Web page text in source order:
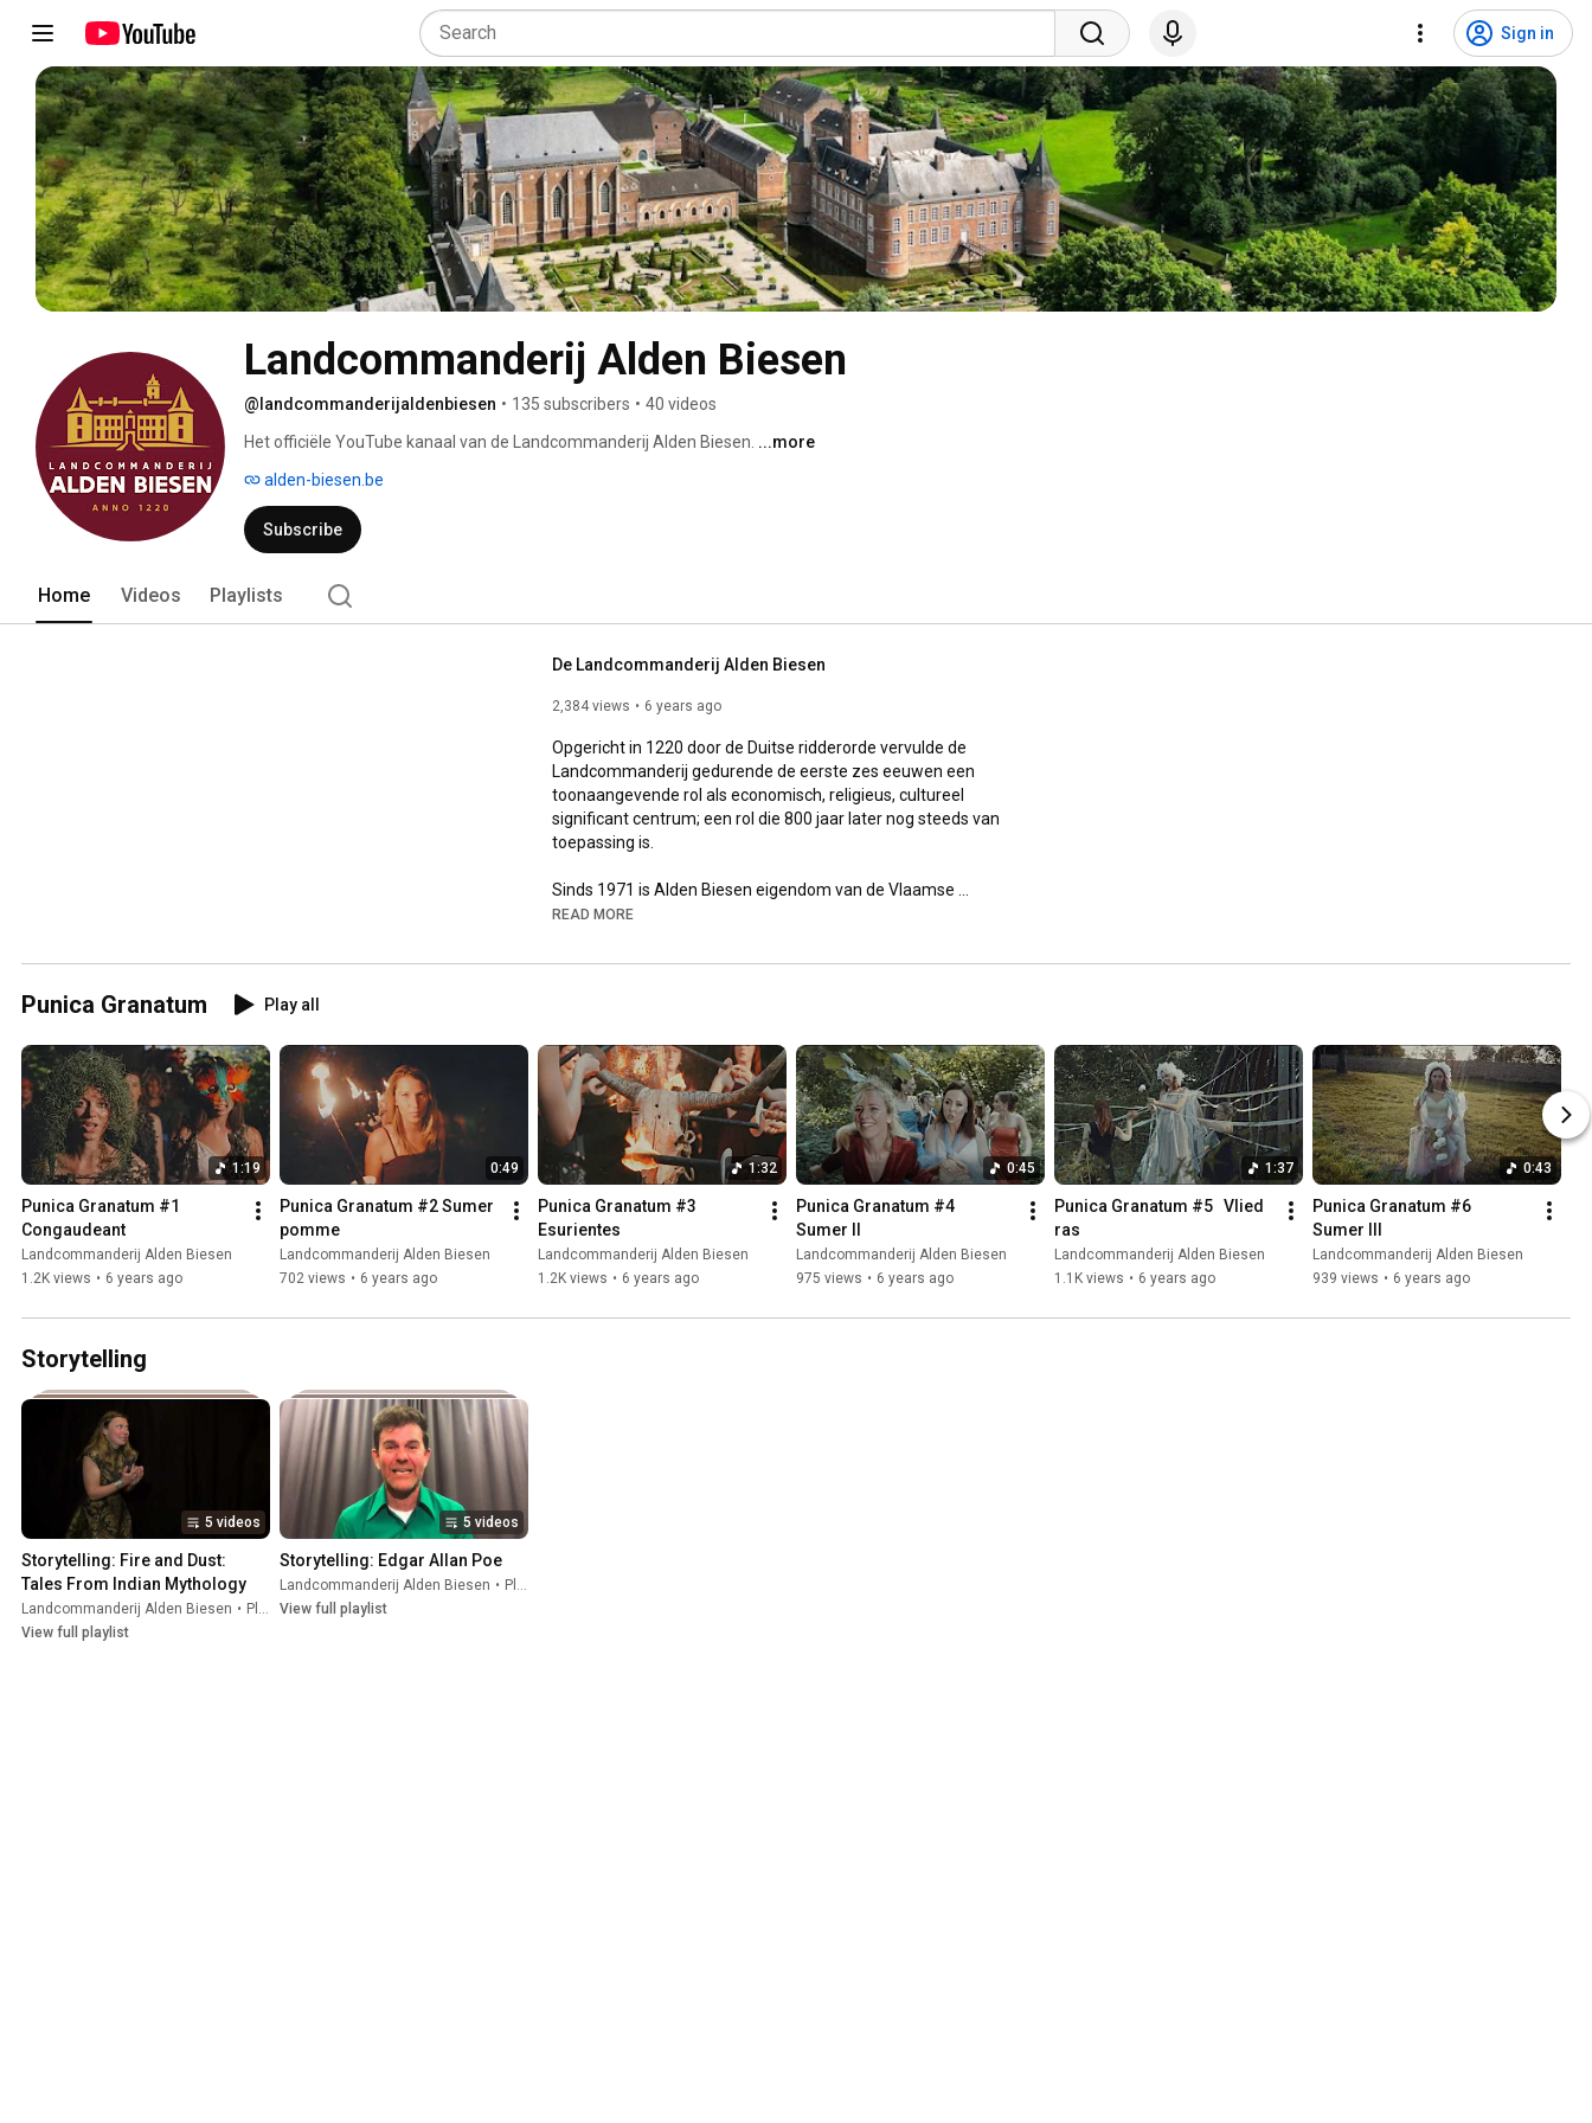
Sign in
Landcommanderij Alden Biesen
@landcommanderijaldenbiesen • 135 subscribers • 40 videos
Het officiële YouTube kanaal van de Landcommanderij Alden Biesen. ...more
alden-biesen.be
Subscribe
Home Videos Playlists
De Landcommanderij Alden Biesen
2,384 views 6 years ago
Opgericht in 1220 door de Duitse ridderorde vervulde de
Landcommanderij gedurende de eerste zes eeuwen een
toonaangevende rol als economisch, religieus, cultureel
significant centrum; een rol die 800 jaar later nog steeds van
toepassing is.
​Sinds 1971 is Alden Biesen eigendom van de Vlaamse
Overheid. Als één van de grootste kasteeldomeinen in de
inspirerende site voor receptieve cultuur- en congresbeleving.
congressen en festivals.
www.alden-biesen.be
READ MORE
Punica Granatum Play all
1:19
Punica Granatum #1
Congaudeant
Landcommanderij Alden Biesen
1.2K views • 6 years ago
0:49
Punica Granatum #2 Sumer
pomme
Landcommanderij Alden Biesen
702 views • 6 years ago
1:32
Punica Granatum #3
Esurientes
Landcommanderij Alden Biesen
1.2K views • 6 years ago
0:45
Punica Granatum #4
Sumer II
Landcommanderij Alden Biesen
975 views • 6 years ago
1:37
Punica Granatum #5   Vlied
ras
Landcommanderij Alden Biesen
1.1K views • 6 years ago
0:43
Punica Granatum #6
Sumer III
Landcommanderij Alden Biesen
939 views • 6 years ago
Storytelling
5 videos
Storytelling: Fire and Dust:
Tales From Indian Mythology
Landcommanderij Alden Biesen • Playlist
View full playlist
5 videos
Storytelling: Edgar Allan Poe
Landcommanderij Alden Biesen • Playlist
View full playlist